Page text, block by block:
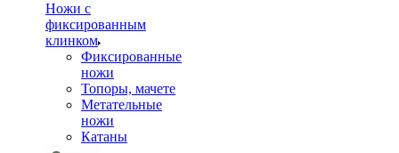
Ножи с
фиксированным
клинком
Фиксированные
ножи
Топоры, мачете
Метательные
ножи
Катаны